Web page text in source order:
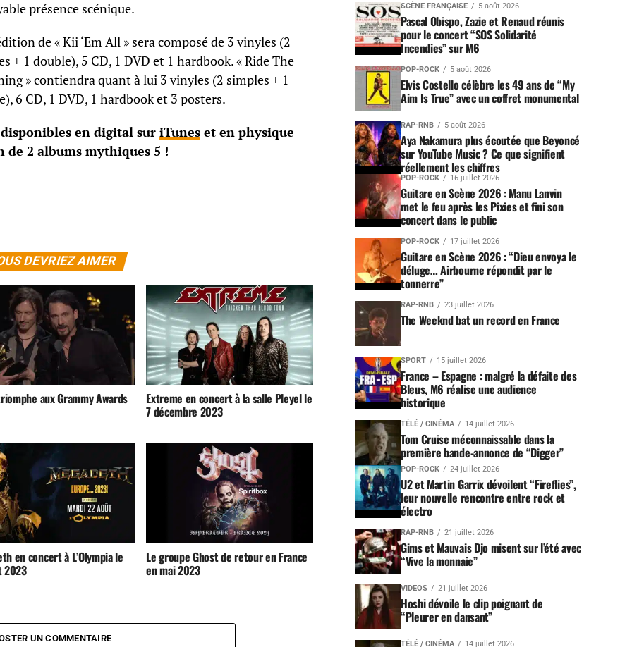
présence scénique.
de « Kii ‘Em All » sera composé de 3 vinyles (2
+ 1 double), 5 CD, 1 DVD et 1 hardbook. « Ride The
» contiendra quant à lui 3 vinyles (2 simples + 1
6 CD, 1 DVD, 1 hardbook et 3 posters.
en digital sur iTunes et en physique
!
DEVRIEZ AIMER
aux Grammy Awards Extreme en concert à la salle Pleyel le
7 décembre 2023
en concert à L’Olympia le
2023
Le groupe Ghost de retour en France
en mai 2023
UN COMMENTAIRE
SCÈNE FRANÇAISE 5 août 2026
Pascal Obispo, Zazie et Renaud réunis
pour le concert “SOS Solidarité
Incendies” sur M6
POP-ROCK 5 août 2026
Elvis Costello célèbre les 49 ans de “My
Aim Is True” avec un coffret monumental
RAP-RNB 5 août 2026
Aya Nakamura plus écoutée que Beyoncé
sur YouTube Music ? Ce que signifient
réellement les chiffres
POP-ROCK 16 juillet 2026
Guitare en Scène 2026 : Manu Lanvin
met le feu après les Pixies et fini son
concert dans le public
POP-ROCK 17 juillet 2026
Guitare en Scène 2026 : “Dieu envoya le
déluge… Airbourne répondit par le
tonnerre”
RAP-RNB 23 juillet 2026
The Weeknd bat un record en France
SPORT 15 juillet 2026
France – Espagne : malgré la défaite des
Bleus, M6 réalise une audience
historique
TÉLÉ / CINÉMA 14 juillet 2026
Tom Cruise méconnaissable dans la
première bande-annonce de “Digger”
POP-ROCK 24 juillet 2026
U2 et Martin Garrix dévoilent “Fireflies”,
leur nouvelle rencontre entre rock et
électro
RAP-RNB 21 juillet 2026
Gims et Mauvais Djo misent sur l’été avec
“Vive la monnaie”
VIDEOS 21 juillet 2026
Hoshi dévoile le clip poignant de
“Pleurer en dansant”
TÉLÉ / CINÉMA 14 juillet 2026